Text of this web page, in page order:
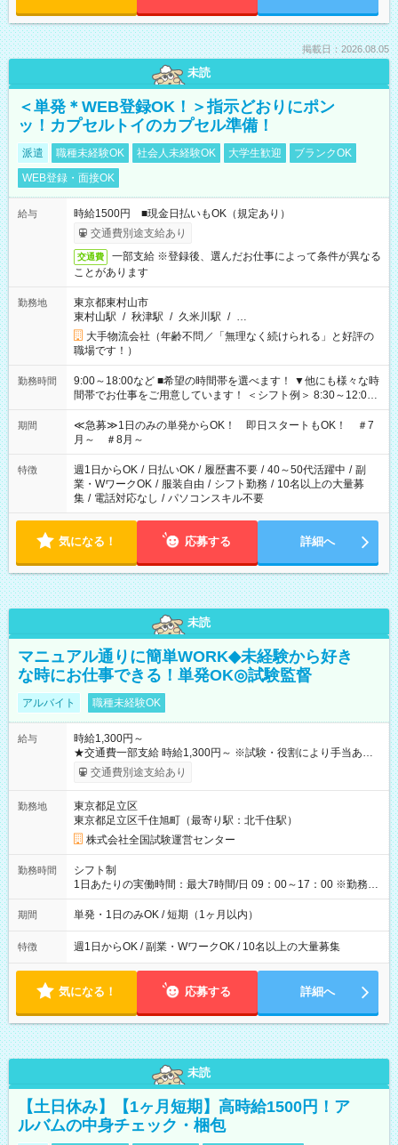
掲載日：2026.08.05
未読
＜単発＊WEB登録OK！＞指示どおりにポン
ッ！カプセルトイのカプセル準備！
派遣 職種未経験OK 社会人未経験OK 大学生歓迎
ブランクOK
WEB登録・面接OK
給与
時給1500円 ■現金日払いもOK（規定あり）
交通費別途支給あり
交通費
一部支給 ※登録後、選んだお仕事によって条件が異なる
ことがあります
勤務地
東京都東村山市
東村山駅 / 秋津駅 / 久米川駅 / …
大手物流会社（年齢不問／「無理なく続けられる」と好評の
職場です！）
勤務時間
9:00～18:00など ■希望の時間帯を選べます！ ▼他にも様々な時
間帯でお仕事をご用意しています！ ＜シフト例＞ 8:30～12:00
17:00～22:00 13:00～22:00 22:00～翌6:00 など
期間
≪急募≫1日のみの単発からOK！ 即日スタートもOK！ ＃7
月～ ＃8月～
特徴 週1日からOK / 日払いOK / 履歴書不要 / 40～50代活躍中 / 副
業・WワークOK / 服装自由 / シフト勤務 / 10名以上の大量募
集 / 電話対応なし / パソコンスキル不要
気になる！ 応募する 詳細へ
未読
マニュアル通りに簡単WORK◆未経験から好き
な時にお仕事できる！単発OK◎試験監督
アルバイト 職種未経験OK
給与
時給1,300円～
★交通費一部支給 時給1,300円～ ※試験・役割により手当あり
※勤務回数により昇給あり 【即給（前払い）オプションあ
り！】 希望される場合、勤務から1週間ほどで給与の一部を受け
例】 ・河合塾模擬試験 8:30～17:30（休憩1時間） 時給1,300円
×8時間＝日収10,400円＋交通費 ※当日の役割により時給＋100
円の場合あり ・国家試験 7:00～13:30（休憩なし） 時給1,300
円（役割手当＋100円）×6時間＝日収8,400円＋交通費 【試用期
間】試用期間なし
交通費別途支給あり
勤務地
東京都足立区
東京都足立区千住旭町（最寄り駅：北千住駅）
株式会社全国試験運営センター
勤務時間
シフト制
1日あたりの実働時間：最大7時間/日 09：00～17：00 ※勤務時
間は 試験により異なります。
期間 単発・1日のみOK / 短期（1ヶ月以内）
特徴 週1日からOK / 副業・WワークOK / 10名以上の大量募集
気になる！ 応募する 詳細へ
未読
【土日休み】【1ヶ月短期】高時給1500円！ア
ルバムの中身チェック・梱包